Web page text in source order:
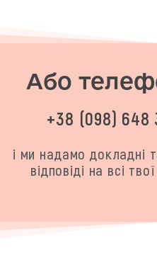
Або
+38 (098) 648
і ми надамо докладні
відповіді на всі